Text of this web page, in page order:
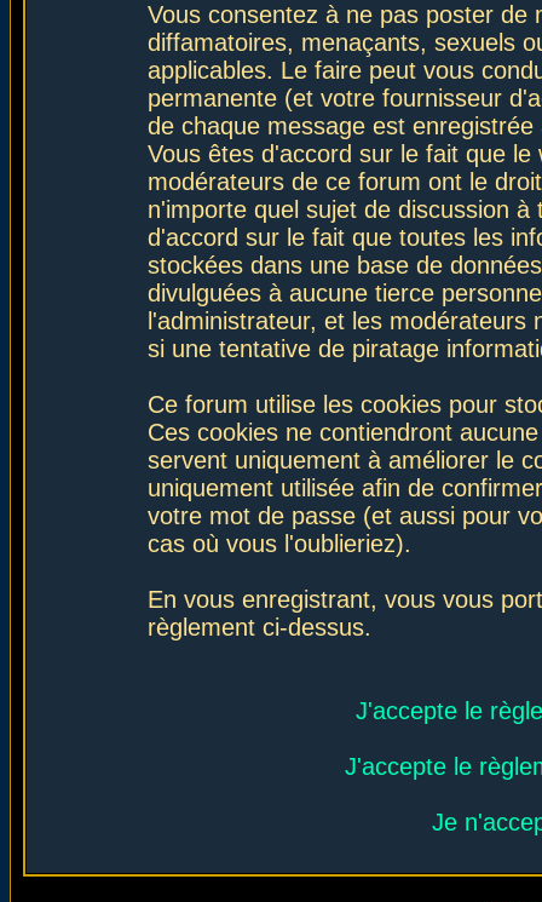
Vous consentez à ne pas poster de
diffamatoires, menaçants, sexuels
applicables. Le faire peut vous
permanente (et votre fournisseur
de chaque message est
Vous êtes d'accord sur le fait que
modérateurs de ce forum ont le
n'importe quel sujet de discussion
d'accord sur le fait que toutes les
stockées dans une base de
divulguées à aucune tierce
l'administrateur, et les
si une tentative de piratage
Ce forum utilise les cookies pour
Ces cookies ne contiendront
servent uniquement à améliorer le
uniquement utilisée afin de
votre mot de passe (et aussi pour
cas où vous l'oublieriez).
En vous enregistrant, vous vous
règlement ci-dessus.
J'accepte le
J'accepte le
Je